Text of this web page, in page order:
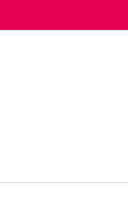
利活動法人プラ